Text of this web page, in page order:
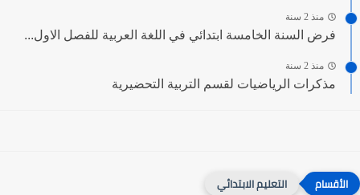
منذ 2 سنة
فرض السنة الخامسة ابتدائي في اللغة العربية للفصل الاول...
منذ 2 سنة
مذكرات الرياضيات لقسم التربية التحضيرية
التعليم الابتدائي